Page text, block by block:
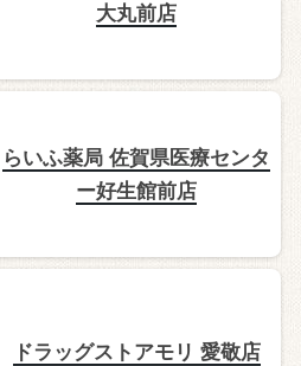
大丸前店
らいふ薬局 佐賀県医療センタ
ー好生館前店
ドラッグストアモリ 愛敬店